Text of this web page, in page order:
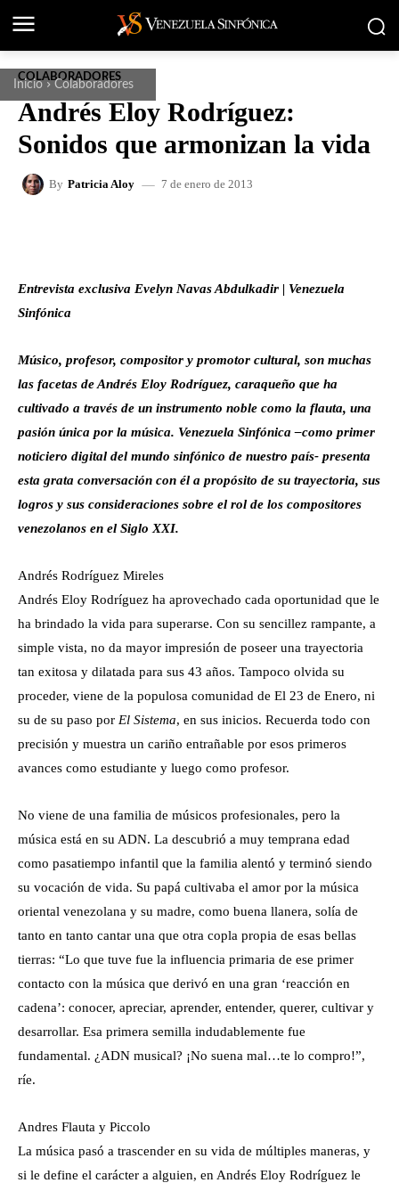
Inicio Colaboradores
COLABORADORES
Andrés Eloy Rodríguez:
Sonidos que armonizan la vida
By Patricia Aloy 7 de enero de 2013
Entrevista exclusiva Evelyn Navas Abdulkadir | Venezuela
Sinfónica
Músico, profesor, compositor y promotor cultural, son muchas
las facetas de Andrés Eloy Rodríguez, caraqueño que ha
cultivado a través de un instrumento noble como la flauta, una
pasión única por la música. Venezuela Sinfónica –como primer
noticiero digital del mundo sinfónico de nuestro país- presenta
esta grata conversación con él a propósito de su trayectoria, sus
logros y sus consideraciones sobre el rol de los compositores
venezolanos en el Siglo XXI.
Andrés Rodríguez Mireles
Andrés Eloy Rodríguez ha aprovechado cada oportunidad que le
ha brindado la vida para superarse. Con su sencillez rampante, a
simple vista, no da mayor impresión de poseer una trayectoria
tan exitosa y dilatada para sus 43 años. Tampoco olvida su
proceder, viene de la populosa comunidad de El 23 de Enero, ni
su de su paso por El Sistema, en sus inicios. Recuerda todo con
precisión y muestra un cariño entrañable por esos primeros
avances como estudiante y luego como profesor.
No viene de una familia de músicos profesionales, pero la
música está en su ADN. La descubrió a muy temprana edad
como pasatiempo infantil que la familia alentó y terminó siendo
su vocación de vida. Su papá cultivaba el amor por la música
oriental venezolana y su madre, como buena llanera, solía de
tanto en tanto cantar una que otra copla propia de esas bellas
tierras: “Lo que tuve fue la influencia primaria de ese primer
contacto con la música que derivó en una gran ‘reacción en
cadena’: conocer, apreciar, aprender, entender, querer, cultivar y
desarrollar. Esa primera semilla indudablemente fue
fundamental. ¿ADN musical? ¡No suena mal…te lo compro!”,
ríe.
Andres Flauta y Piccolo
La música pasó a trascender en su vida de múltiples maneras, y
si le define el carácter a alguien, en Andrés Eloy Rodríguez le